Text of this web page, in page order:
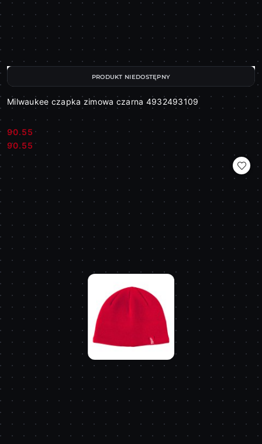
Milwaukee czapka zimowa czarna 4932493109
Cena:
90.55
Cena:
90.55
PRODUKT NIEDOSTĘPNY